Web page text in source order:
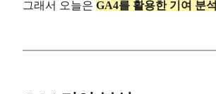
그래서 오늘은 GA4를 활용한 기여 분석